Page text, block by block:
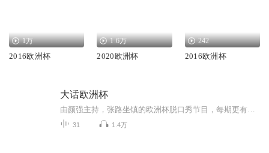
1万
2016欧洲杯
1.6万
2020欧洲杯
242
2016欧洲杯
大话欧洲杯
31 1.4万